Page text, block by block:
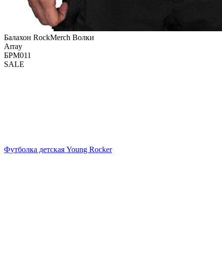
Балахон RockMerch Волки
Array
БРМ011
SALE
Футболка детская Young Rocker